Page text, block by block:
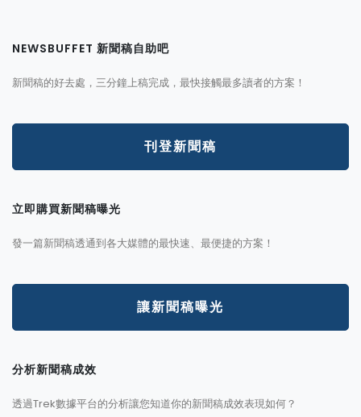
NEWSBUFFET 新聞稿自助吧
新聞稿的好去處，三分鐘上稿完成，最快接觸最多讀者的方案！
刊登新聞稿
立即購買新聞稿曝光
發一篇新聞稿透通到各大媒體的最快速、最便捷的方案！
讓新聞稿曝光
分析新聞稿成效
透過Trek數據平台的分析讓您知道你的新聞稿成效表現如何？